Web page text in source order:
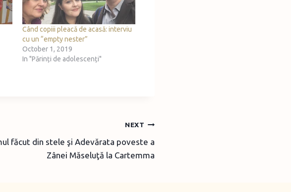
Când copiii pleacă de acasă: interviu
cu un “empty nester”
October 1, 2019
In "Părinți de adolescenți"
NEXT
făcut din stele şi Adevărata poveste a
Zânei Măseluţă la Cartemma